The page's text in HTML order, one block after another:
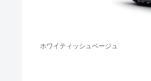
ホワイティッシュベージュ